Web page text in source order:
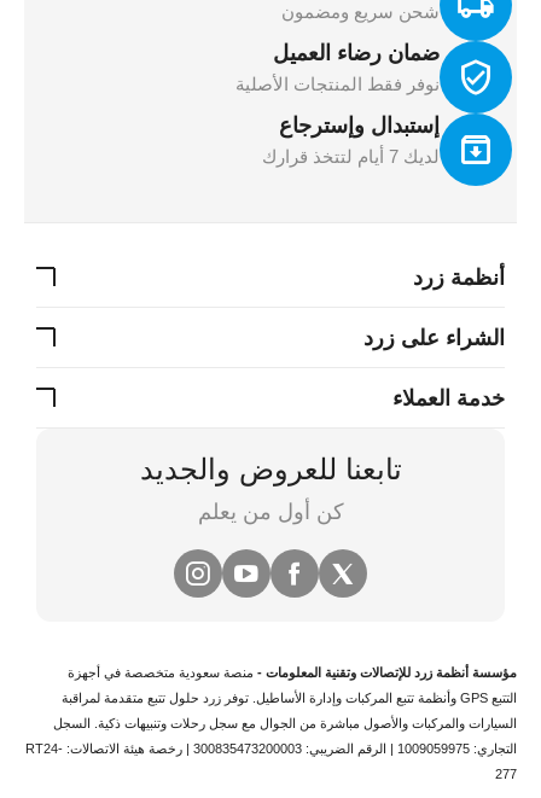
شحن سريع ومضمون
ضمان رضاء العميل
نوفر فقط المنتجات الأصلية
إستبدال وإسترجاع
لديك 7 أيام لتتخذ قرارك
أنظمة زرد
الشراء على زرد
خدمة العملاء
تابعنا للعروض والجديد
كن أول من يعلم
مؤسسة أنظمة زرد للإتصالات وتقنية المعلومات -منصة سعودية متخصصة في أجهزة
GPS وأنظمة تتبع المركباتوإدارة الأساطيل. توفر زرد حلول تتبع متقدمة لمراقبة
السيارات والمركبات والأصول مباشرة من الجوال مع سجل رحلات وتنبيهات ذكية.السجل
التجاري: 1009059975 | الرقم الضريبي: 300835473200003 | رخصة هيئة الاتصالات: RT24-